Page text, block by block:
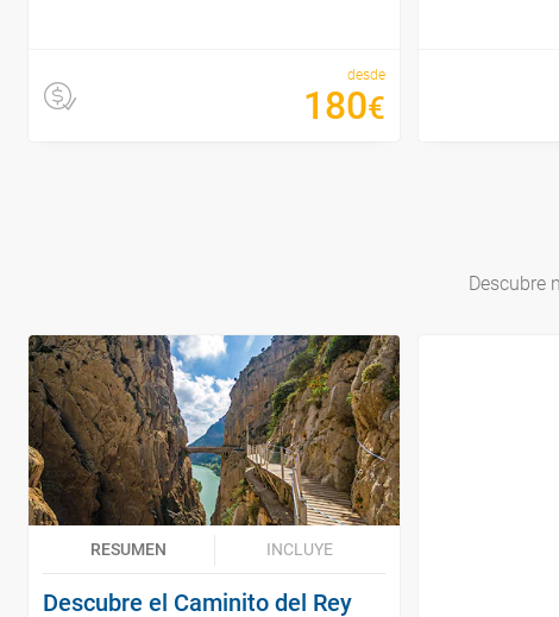
desde
180€
Descubre
RESUMEN INCLUYE
Descubre el Caminito del Rey